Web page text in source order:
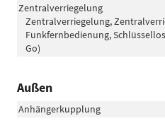
Zentralverriegelung
Zentralverriegelung,
Funkfernbedienung,
Go)
Außen
Anhängerkupplung